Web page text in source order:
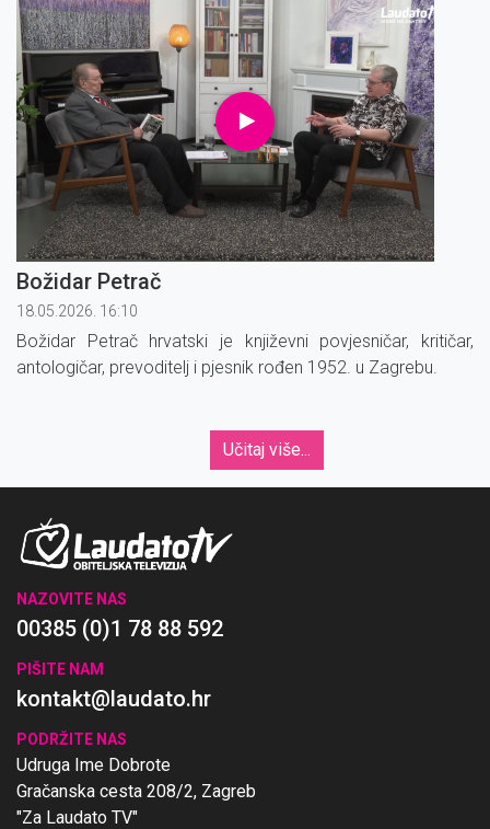
Božidar Petrač
18.05.2026. 16:10
Božidar Petrač hrvatski je književni povjesničar, kritičar,
antologičar, prevoditelj i pjesnik rođen 1952. u Zagrebu.
Učitaj više...
NAZOVITE NAS
00385 (0)1 78 88 592
PIŠITE NAM
kontakt@laudato.hr
PODRŽITE NAS
Udruga Ime Dobrote
Gračanska cesta 208/2, Zagreb
"Za Laudato TV"